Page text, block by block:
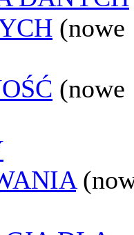
(nowe
(nowe